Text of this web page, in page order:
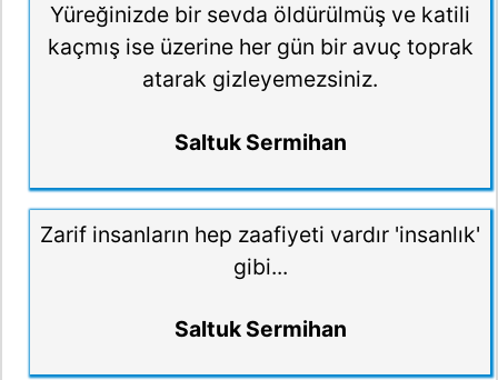
Yüreğinizde bir sevda öldürülmüş ve katili
kaçmış ise üzerine her gün bir avuç toprak
atarak gizleyemezsiniz.
Saltuk Sermihan
Zarif insanların hep zaafiyeti vardır 'insanlık'
gibi...
Saltuk Sermihan